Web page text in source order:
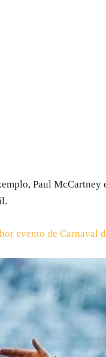
Paul McCartney
evento de Carnaval